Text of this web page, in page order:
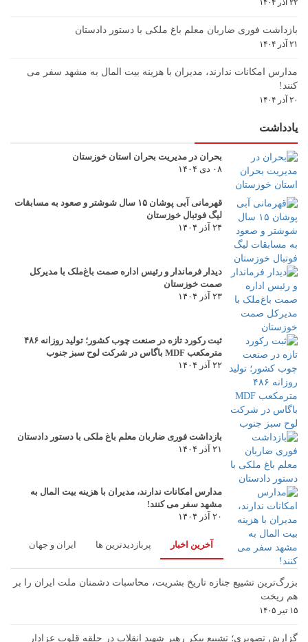
۲۲ آذر ۱۴۰۴
بازداشت فوری ضاربان معلم باغ ملکی با دستور دادستان
۲۱ آذر ۱۴۰۴
مدارس امکانات ندارند، مدیران با هزینه بیت المال به مشهد سفر می
کنند!
۲۰ آذر ۱۴۰۴
یادداشت
بحران در مدیریت بحران استان خوزستان
۰۸ دی ۱۴۰۴
قهرمانی آبی پوشان ۱۵ سال شوشتر و صعود به مسابقات
لیگ فوتبال خوزستان
۲۴ آذر ۱۴۰۴
دیدار فرماندار و رئیس اداره صمت باغ‌ملک با مدیرکل
صمت خوزستان
۲۳ آذر ۱۴۰۴
ثبت رکورد تازه در صنعت چوب کشور؛ تولید روزانه ۴۸۶
مترمکعب MDF باگاس در شرکت لوح سبز جنوب
۲۲ آذر ۱۴۰۴
بازداشت فوری ضاربان معلم باغ ملکی با دستور دادستان
۲۱ آذر ۱۴۰۴
مدارس امکانات ندارند، مدیران با هزینه بیت المال به
مشهد سفر می کنند!
۲۰ آذر ۱۴۰۴
آخرین اخبار پربازدیدترین ها ایران و جهان
بزرگ‌ترین تشییع جنازه تاریخ بشریت، محاسبات دشمنان ملت ایران را بر
هم ریخت
۱۵ تیر ۱۴۰۵
گزارش تصویری؛ تشییع پیکر رهبر شهید انقلاب در حلقه قلوب عزادار